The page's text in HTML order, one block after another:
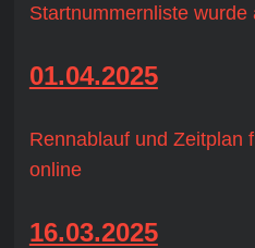
Startnummernliste wurde
01.04.2025
Rennablauf und Zeitplan
online
16.03.2025